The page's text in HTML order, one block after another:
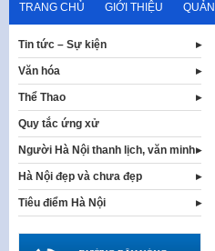
TRANG CHỦ GIỚI THIỆU
Tin tức – Sự kiện
Văn hóa
Thể Thao
Quy tắc ứng xử
Người Hà Nội thanh lịch, văn minh
Hà Nội đẹp và chưa đẹp
Tiêu điểm Hà Nội